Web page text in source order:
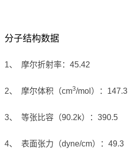
分子结构数据
1、 摩尔折射率：45.42
2、 摩尔体积（cm3/mol）：147.3
3、 等张比容（90.2k）：390.5
4、 表面张力（dyne/cm）：49.3